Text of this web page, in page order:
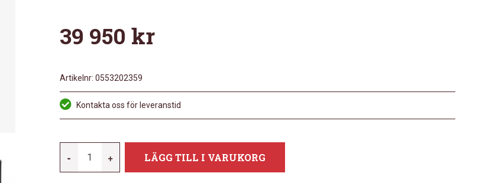
39 950 kr
Artikelnr: 0553202359
Kontakta oss för leveranstid
-
SRX918SF
+ LÄGG TILL I VARUKORG